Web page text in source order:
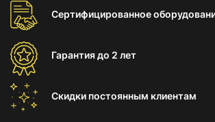
Сертифицированное
Гарантиядо 2 лет
Скидки постоянным клиентам